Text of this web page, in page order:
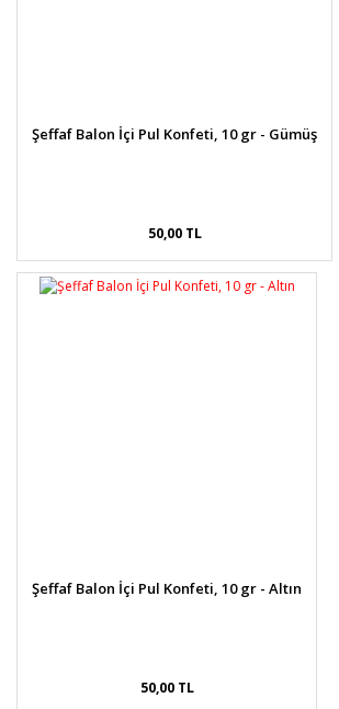
Şeffaf Balon İçi Pul Konfeti, 10 gr - Gümüş
50,00 TL
Şeffaf Balon İçi Pul Konfeti, 10 gr - Altın
50,00 TL